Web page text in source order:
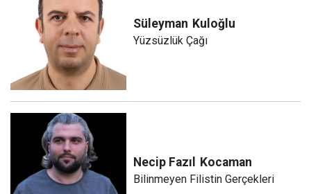
Süleyman Kuloğlu
Yüzsüzlük Çağı
Necip Fazıl Kocaman
Bilinmeyen Filistin Gerçekleri